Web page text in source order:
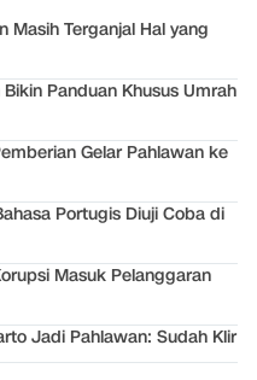
Masih Terganjal Hal yang
Panduan Khusus Umrah
Gelar Pahlawan ke
Portugis Diuji Coba di
Masuk Pelanggaran
Jadi Pahlawan: Sudah Klir